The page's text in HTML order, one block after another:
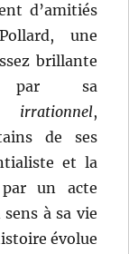
d’amitiés
une
brillante
par sa
irrationnel,
de ses
et la
un acte
à sa vie
évolue